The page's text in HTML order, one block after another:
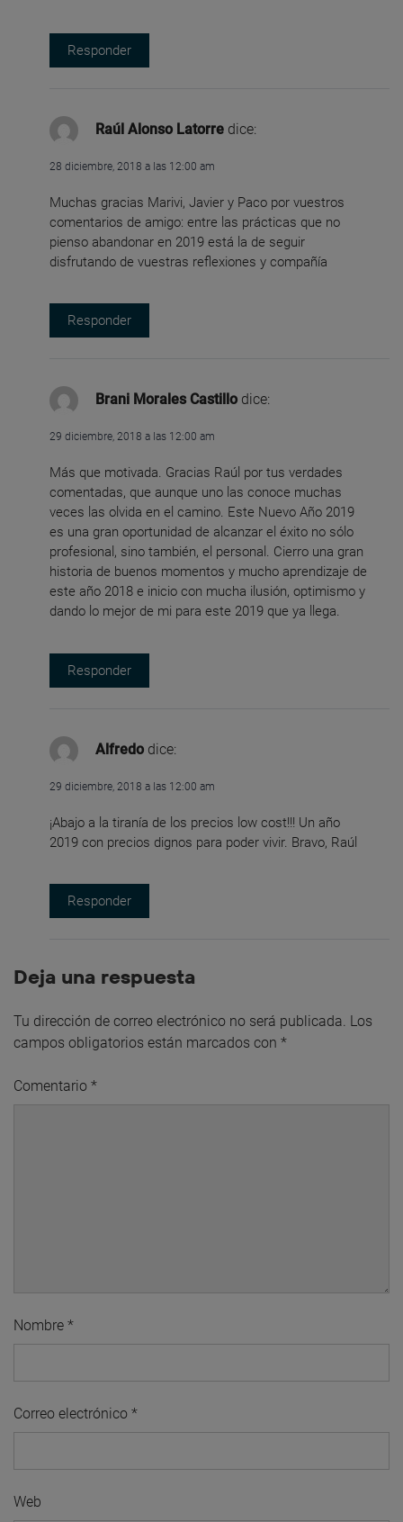
Responder
Raúl Alonso Latorre dice:
28 diciembre, 2018 a las 12:00 am
Muchas gracias Marivi, Javier y Paco por vuestros
comentarios de amigo: entre las prácticas que no
pienso abandonar en 2019 está la de seguir
disfrutando de vuestras reflexiones y compañía
Responder
Brani Morales Castillo dice:
29 diciembre, 2018 a las 12:00 am
Más que motivada. Gracias Raúl por tus verdades
comentadas, que aunque uno las conoce muchas
veces las olvida en el camino. Este Nuevo Año 2019
es una gran oportunidad de alcanzar el éxito no sólo
profesional, sino también, el personal. Cierro una gran
historia de buenos momentos y mucho aprendizaje de
este año 2018 e inicio con mucha ilusión, optimismo y
dando lo mejor de mi para este 2019 que ya llega.
Responder
Alfredo dice:
29 diciembre, 2018 a las 12:00 am
¡Abajo a la tiranía de los precios low cost!!! Un año
2019 con precios dignos para poder vivir. Bravo, Raúl
Responder
Deja una respuesta
Tu dirección de correo electrónico no será publicada. Los
campos obligatorios están marcados con *
Comentario *
Nombre *
Correo electrónico *
Web